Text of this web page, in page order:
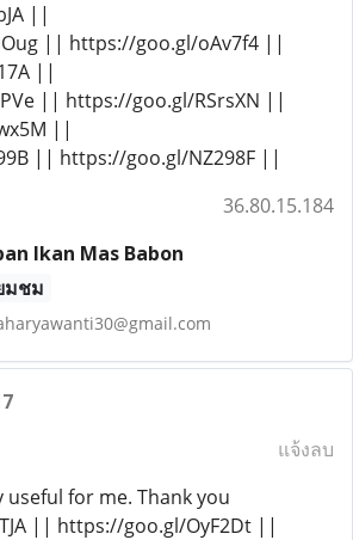
||
|| https://goo.gl/oAv7f4 ||
||
|| https://goo.gl/RSrsXN ||
||
|| https://goo.gl/NZ298F ||
36.80.15.184
Ikan Mas Babon
มชม
แจ้งลบ
for me. Thank you
|| https://goo.gl/OyF2Dt ||